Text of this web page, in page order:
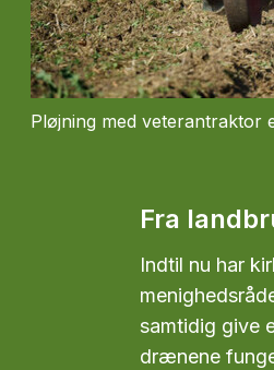
Pløjning med veterantraktor
Fra
Indtil nu har
samtidig give
drænene